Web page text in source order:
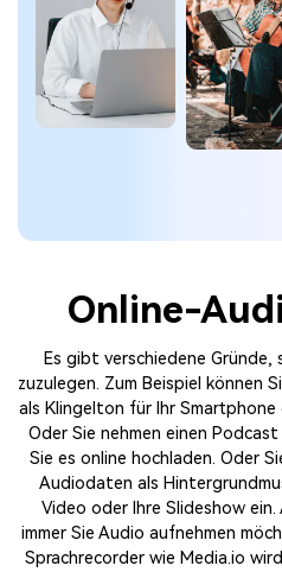
Online-
Es gibt verschiedene Gründe,
zuzulegen. Zum Beispiel können
als Klingelton für Ihr
Oder Sie nehmen einen
Sie es online hochladen. Oder
Audiodaten als
Video oder Ihre Slideshow ein.
immer Sie Audio aufnehmen
Sprachrecorder wie Media.io